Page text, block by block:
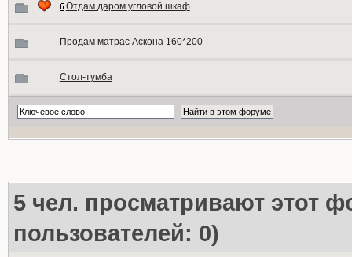
Отдам даром угловой шкаф
Продам матрас Аскона 160*200
Стол-тумба
5чел. просматривают этот
пользователей: 0)